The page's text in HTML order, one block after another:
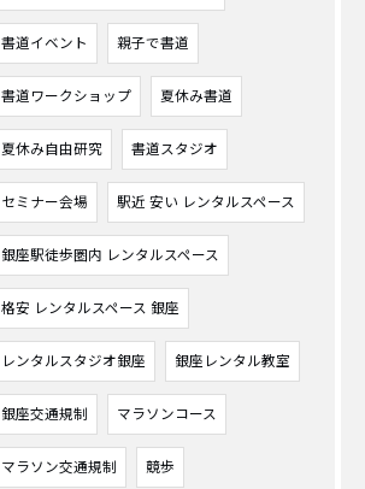
書道イベント 親子で書道
書道ワークショップ 夏休み書道
夏休み自由研究 書道スタジオ
セミナー会場 駅近 安い レンタルスペース
銀座駅徒歩圏内 レンタルスペース
格安 レンタルスペース 銀座
レンタルスタジオ銀座 銀座レンタル教室
銀座交通規制 マラソンコース
マラソン交通規制 競歩